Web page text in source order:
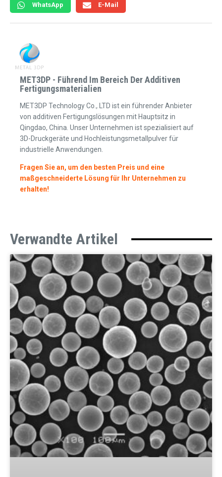
WhatsApp E-Mail
MET3DP - Führend Im Bereich Der Additiven
Fertigungsmaterialien
MET3DP Technology Co., LTD ist ein führender Anbieter
von additiven Fertigungslösungen mit Hauptsitz in
Qingdao, China. Unser Unternehmen ist spezialisiert auf
3D-Druckgeräte und Hochleistungsmetallpulver für
industrielle Anwendungen.
Fragen Sie an, um den besten Preis und eine
maßgeschneiderte Lösung für Ihr Unternehmen zu
erhalten!
Verwandte Artikel